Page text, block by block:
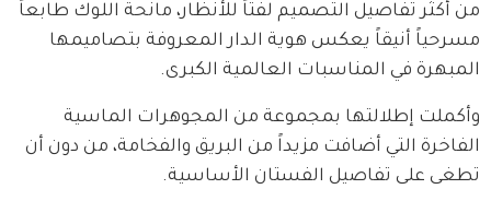
من أكثر تفاصيل التصميم لفتاً للأنظار، مانحة اللوك طابعاً
مسرحياً أنيقاً يعكس هوية الدار المعروفة بتصاميمها
المبهرة في المناسبات العالمية الكبرى.
وأكملت إطلالتها بمجموعة من المجوهرات الماسية
الفاخرة التي أضافت مزيداً من البريق والفخامة، من دون أن
تطغى على تفاصيل الفستان الأساسية.